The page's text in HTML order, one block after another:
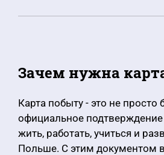
Зачем нужна
Карта побыту - это не просто
официальное
жить, работать, учиться и
Польше. С этим документом